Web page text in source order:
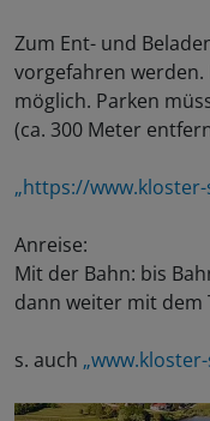
Zum Ent- und
vorgefahren
möglich. Parken
(ca. 300 Meter
„https://
Anreise:
Mit der Bahn: bis
dann weiter mit dem
s. auch